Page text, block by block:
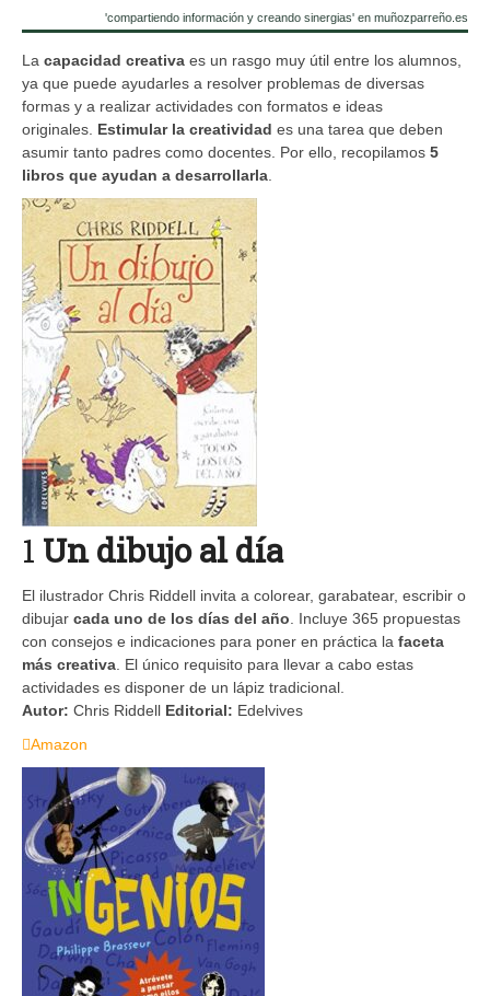
'compartiendo información y creando sinergias' en muñozparreño.es
La capacidad creativa es un rasgo muy útil entre los alumnos,
ya que puede ayudarles a resolver problemas de diversas
formas y a realizar actividades con formatos e ideas
originales. Estimular la creatividad es una tarea que deben
asumir tanto padres como docentes. Por ello, recopilamos 5
libros que ayudan a desarrollarla
1 Un dibujo al día
El ilustrador Chris Riddell invita a colorear, garabatear, escribir o
dibujar cada uno de los días del año . Incluye 365 propuestas
con consejos e indicaciones para poner en práctica la faceta
más creativa . El único requisito para llevar a cabo estas
actividades es disponer de un lápiz tradicional.
Autor: Chris Riddell Editorial: Edelvives
Amazon